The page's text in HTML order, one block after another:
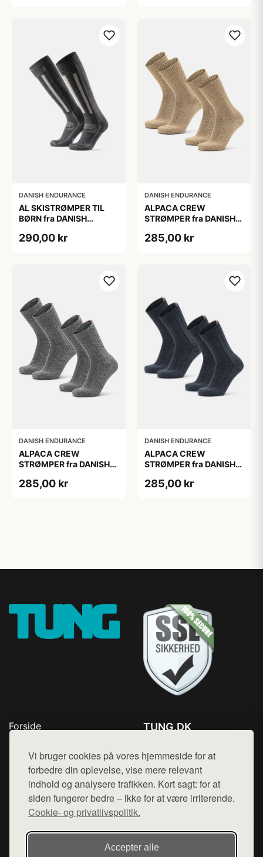
Vi bruger cookies på vores hjemmeside for at
forbedre din oplevelse, vise mere relevant
indhold og analysere trafikken. Kort sagt: for at
siden fungerer bedre – ikke for at være irriterende.
Cookie- og privatlivspolitik.
Accepter alle
DANISH ENDURANCE
AL SKISTRØMPER TIL
BØRN fra DANISH
Mørkegrå/Lysegrå, 35-
290,00 kr
DANISH ENDURANCE
ALPACA CREW
STRØMPER fra DANISH
38, Varm og åndbar
285,00 kr
DANISH ENDURANCE
ALPACA CREW
STRØMPER fra DANISH
38, Varm og åndbar
285,00 kr
DANISH ENDURANCE
ALPACA CREW
STRØMPER fra DANISH
38, Varm og åndbar
285,00 kr
Forside
Top Rabatter
Kontakt
TUNG.DK
Mail: hej@want.dk
Cookie- og privatlivspolitik
Denne side er en del af want.dk, der udgiver en række